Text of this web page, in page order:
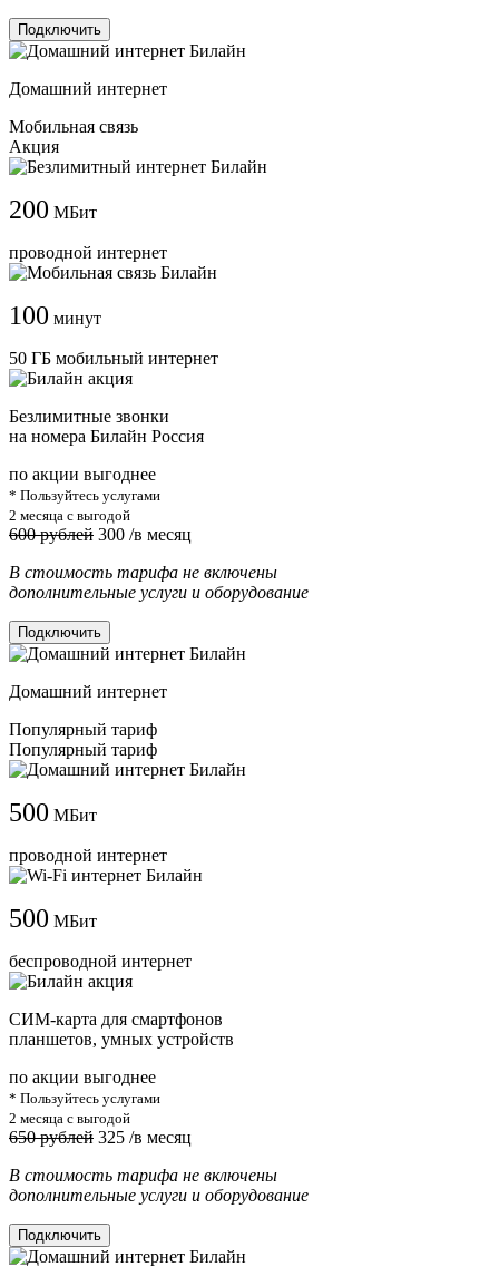
Подключить
Домашний интернет
Мобильная связь
Акция
200 МБит
проводной интернет
100 минут
50 ГБ мобильный интернет
Безлимитные звонки
на номера Билайн Россия
по акции выгоднее
* Пользуйтесь услугами
2 месяца с выгодой
600 рублей 300 /в месяц
В стоимость тарифа не включены
дополнительные услуги и оборудование
Подключить
Домашний интернет
Популярный тариф
Популярный тариф
500 МБит
проводной интернет
500 МБит
беспроводной интернет
СИМ-карта для смартфонов
планшетов, умных устройств
по акции выгоднее
* Пользуйтесь услугами
2 месяца с выгодой
650 рублей 325 /в месяц
В стоимость тарифа не включены
дополнительные услуги и оборудование
Подключить